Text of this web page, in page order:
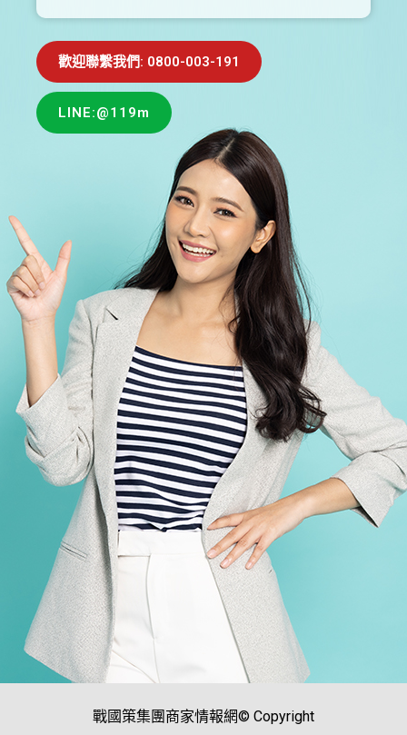
歡迎聯繫我們: 0800-003-191
LINE:@119m
戰國策集團商家情報網© Copyright